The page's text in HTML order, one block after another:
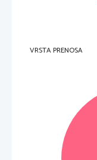
V sivo polje ne pišite
perforiran list
VRSTA PRENOSA